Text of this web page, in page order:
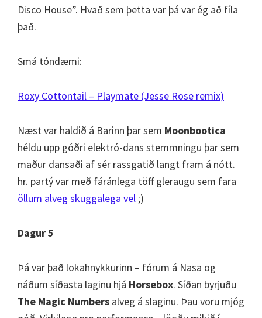
Disco House”. Hvað sem þetta var þá var ég að fíla
það.
Smá tóndæmi:
Roxy Cottontail – Playmate (Jesse Rose remix)
Næst var haldið á Barinn þar sem Moonbootica
héldu upp góðri elektró-dans stemmningu þar sem
maður dansaði af sér rassgatið langt fram á nótt.
hr. partý var með fáránlega töff gleraugu sem fara
öllum alveg skuggalega vel ;)
Dagur 5
Þá var það lokahnykkurinn – fórum á Nasa og
náðum síðasta laginu hjá Horsebox. Síðan byrjuðu
The Magic Numbers alveg á slaginu. Þau voru mjóg